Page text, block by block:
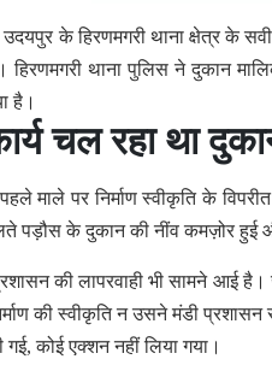
के हिरणमगरी थाना क्षेत्र के
थाना पुलिस ने दुकान
है।
चल रहा था
माले पर निर्माण स्वीकृति के
पड़ौस के दुकान की नींव कमज़ोर
की लापरवाही भी सामने आई
की स्वीकृति न उसने मंडी
कोई एक्शन नहीं लिया गया।